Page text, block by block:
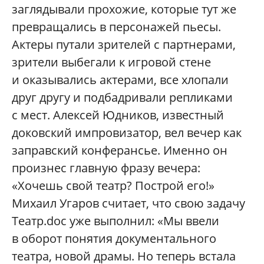
заглядывали прохожие, которые тут же
превращались в персонажей пьесы.
Актеры путали зрителей с партнерами,
зрители выбегали к игровой стене
и оказывались актерами, все хлопали
друг другу и подбадривали репликами
с мест. Алексей Юдников, известный
доковский импровизатор, вел вечер как
заправский конферансье. Именно он
произнес главную фразу вечера:
«Хочешь свой театр? Построй его!»
Михаил Угаров считает, что свою задачу
Театр.doc уже выполнил: «Мы ввели
в оборот понятия документального
театра, новой драмы. Но теперь встала